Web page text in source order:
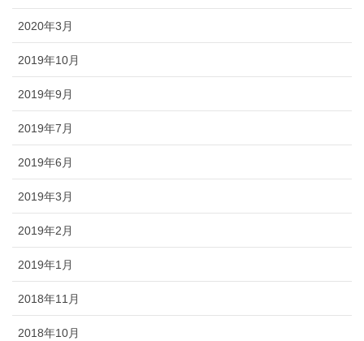
2020年3月
2019年10月
2019年9月
2019年7月
2019年6月
2019年3月
2019年2月
2019年1月
2018年11月
2018年10月